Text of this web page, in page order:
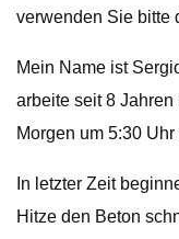
verwenden Sie bitte
Mein Name ist
arbeite seit 8
Morgen um 5:30 Uhr
In letzter Zeit
Hitze den Beton